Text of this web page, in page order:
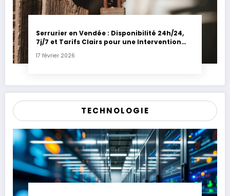
Serrurier en Vendée : Disponibilité 24h/24,
7j/7 et Tarifs Clairs pour une Intervention
17 février 2026
TECHNOLOGIE